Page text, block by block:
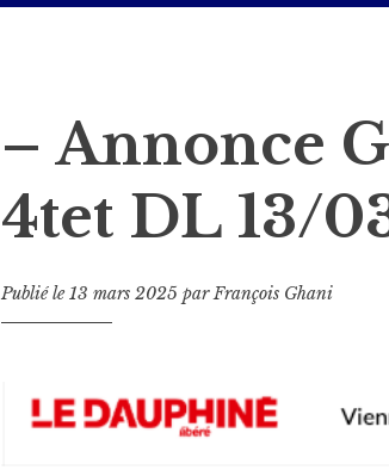
– Annonce
4tet DL 13/
Publié le13 mars 2025 parFrançois Ghani